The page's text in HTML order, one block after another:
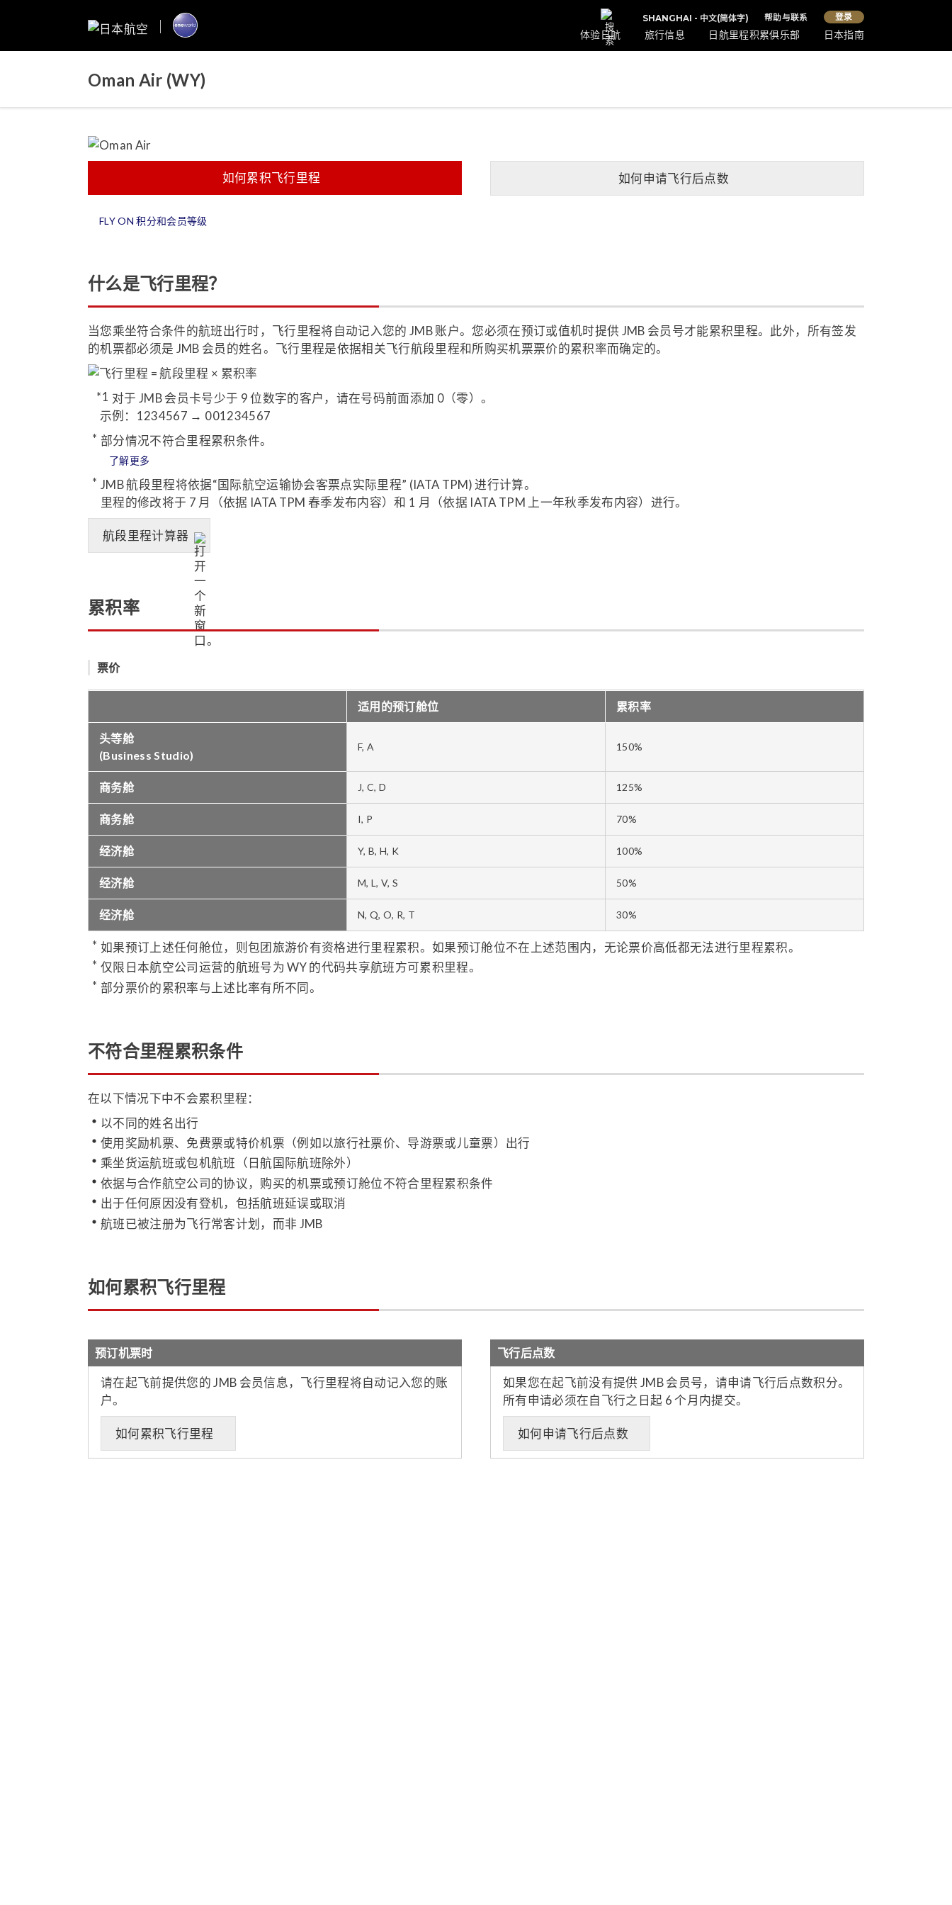
SHANGHAI - 中文(简体字) 帮助与联系 登录
体验日航 旅行信息 日航里程积累俱乐部 日本指南
Oman Air (WY)
如何累积飞行里程 如何申请飞行后点数
FLY ON 积分和会员等级
什么是飞行里程？
当您乘坐符合条件的航班出行时，飞行里程将自动记入您的 JMB 账户。您必须在预订或值机时提供 JMB 会员号才能累积里程。此外，所有签发
的机票都必须是 JMB 会员的姓名。飞行里程是依据相关飞行航段里程和所购买机票票价的累积率而确定的。
对于 JMB 会员卡号少于 9 位数字的客户，请在号码前面添加 0（零）。
示例：1234567 → 001234567
部分情况不符合里程累积条件。
了解更多
JMB 航段里程将依据“国际航空运输协会客票点实际里程” (IATA TPM) 进行计算。
里程的修改将于 7 月（依据 IATA TPM 春季发布内容）和 1 月（依据 IATA TPM 上一年秋季发布内容）进行。
航段里程计算器
累积率
票价
适用的预订舱位 累积率
头等舱
(Business Studio)
F, A 150%
商务舱 J, C, D 125%
商务舱 I, P 70%
经济舱 Y, B, H, K 100%
经济舱 M, L, V, S 50%
经济舱 N, Q, O, R, T 30%
如果预订上述任何舱位，则包团旅游价有资格进行里程累积。如果预订舱位不在上述范围内，无论票价高低都无法进行里程累积。
仅限日本航空公司运营的航班号为 WY 的代码共享航班方可累积里程。
部分票价的累积率与上述比率有所不同。
不符合里程累积条件
在以下情况下中不会累积里程：
以不同的姓名出行
使用奖励机票、免费票或特价机票（例如以旅行社票价、导游票或儿童票）出行
乘坐货运航班或包机航班（日航国际航班除外）
依据与合作航空公司的协议，购买的机票或预订舱位不符合里程累积条件
出于任何原因没有登机，包括航班延误或取消
航班已被注册为飞行常客计划，而非 JMB
如何累积飞行里程
预订机票时
请在起飞前提供您的 JMB 会员信息，飞行里程将自动记入您的账
户。
如何累积飞行里程
飞行后点数
如果您在起飞前没有提供 JMB 会员号，请申请飞行后点数积分。
所有申请必须在自飞行之日起 6 个月内提交。
如何申请飞行后点数